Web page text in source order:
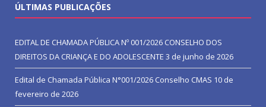
ÚLTIMAS PUBLICAÇÕES
EDITAL DE CHAMADA PÚBLICA Nº 001/2026 CONSELHO DOS
DIREITOS DA CRIANÇA E DO ADOLESCENTE 3 de junho de 2026
Edital de Chamada Pública N°001/2026 Conselho CMAS 10 de
fevereiro de 2026